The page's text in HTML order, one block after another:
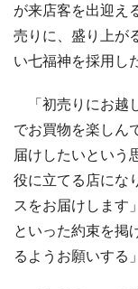
が来店客を出迎え
売りに、盛り上が
い七福神を採用し
「初売りにお越
でお買物を楽しん
届けしたいという
役に立てる店にな
スをお届けします
といった約束を掲
るようお願いする